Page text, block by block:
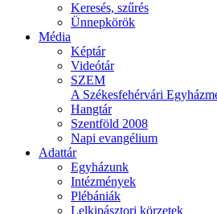
Keresés, szűrés
Ünnepkörök
Média
Képtár
Videótár
SZEM
A Székesfehérvári
Hangtár
Szentföld 2008
Napi evangélium
Adattár
Egyházunk
Intézmények
Plébániák
Lelkipásztori körzetek